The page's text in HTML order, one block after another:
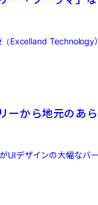
Excelland Technology
ーから地元のあ
UIデザインの大幅なバ